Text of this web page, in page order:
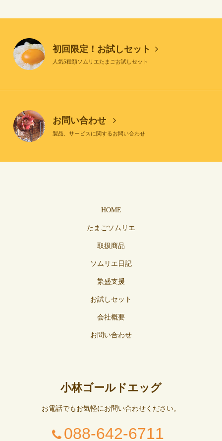
初回限定！お試しセット
人気5種類ソムリエたまごお試しセット
お問い合わせ
製品、サービスに関するお問い合わせ
HOME
たまごソムリエ
取扱商品
ソムリエ日記
繁盛支援
お試しセット
会社概要
お問い合わせ
小林ゴールドエッグ
お電話でもお気軽にお問い合わせください。
088-642-6711